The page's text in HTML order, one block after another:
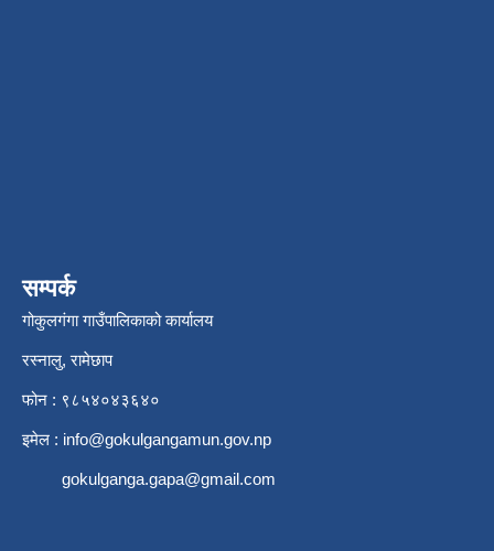
सम्पर्क
गोकुलगंगा गाउँपालिकाको कार्यालय
रस्नालु, रामेछाप
फोन : ९८५४०४३६४०
इमेल : info@gokulgangamun.gov.np
gokulganga.gapa@gmail.com